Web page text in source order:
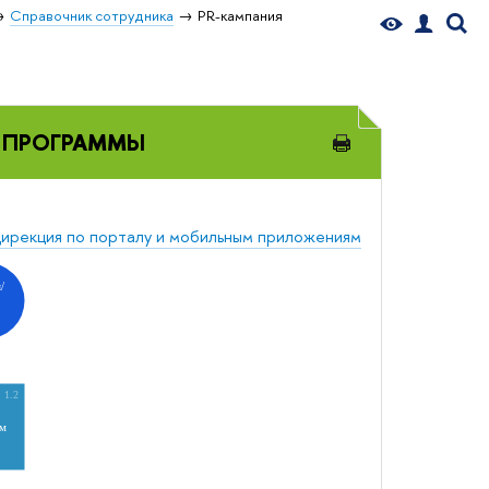
Справочник сотрудника
PR-кампания
ПРОГРАММЫ
по порталу и мобильным приложениям
1.2